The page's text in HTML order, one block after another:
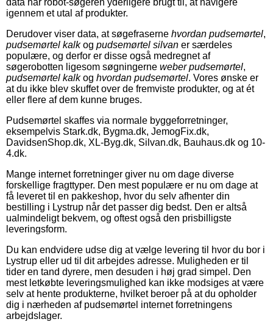
igennem et utal af produkter.
Derudover viser data, at søgefraserne hvordan pudsemørtel,
pudsemørtel kalkog pudsemørtel silvan er særdeles
populære, og derfor er disse også medregnet af
søgerobotten ligesom søgningerne weber pudsemørtel,
pudsemørtel kalkog hvordan pudsemørtel. Vores ønske er
at du ikke blev skuffet over de fremviste produkter, og at ét
eller flere af dem kunne bruges.
Pudsemørtel skaffes via normale byggeforretninger,
eksempelvis Stark.dk, Bygma.dk, JemogFix.dk,
DavidsenShop.dk, XL-Byg.dk, Silvan.dk, Bauhaus.dk og 10-
4.dk.
Mange internet forretninger giver nu om dage diverse
forskellige fragttyper. Den mest populære er nu om dage at
få leveret til en pakkeshop, hvor du selv afhenter din
bestilling i Lystrup når det passer dig bedst. Den er altså
ualmindeligt bekvem, og oftest også den prisbilligste
leveringsform.
Du kan endvidere udse dig at vælge levering til hvor du bor i
Lystrup eller ud til dit arbejdes adresse. Muligheden er til
tider en tand dyrere, men desuden i høj grad simpel. Den
mest letkøbte leveringsmulighed kan ikke modsiges at være
selv at hente produkterne, hvilket beroer på at du opholder
dig i nærheden af pudsemørtel internet forretningens
arbejdslager.